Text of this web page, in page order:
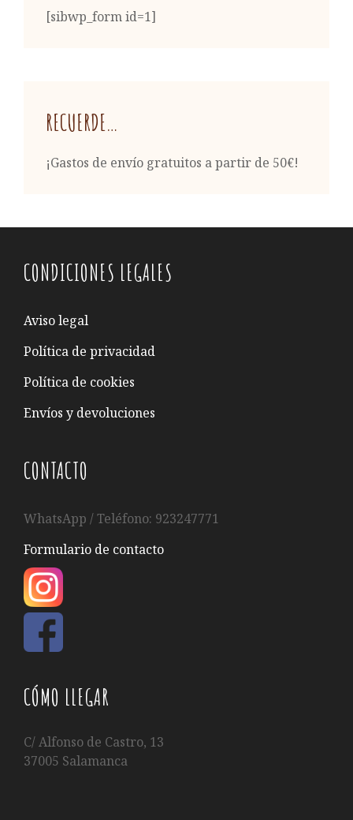
[sibwp_form id=1]
RECUERDE…
¡Gastos de envío gratuitos a partir de 50€!
CONDICIONES LEGALES
Aviso legal
Política de privacidad
Política de cookies
Envíos y devoluciones
CONTACTO
WhatsApp / Teléfono: 923247771
Formulario de contacto
CÓMO LLEGAR
C/ Alfonso de Castro, 13
37005 Salamanca